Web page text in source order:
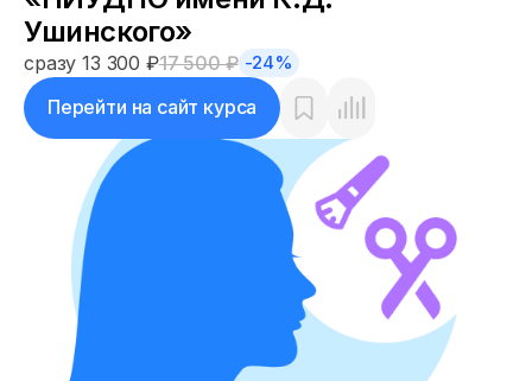
Ушинского»
сразу 13 300 ₽17 500 ₽ -24%
Перейти на сайт курса
чтобы начать.
Приступим?